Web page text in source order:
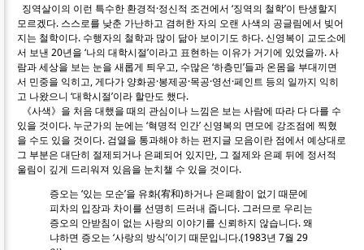
징역살이의 이런 특수한 환경적·정신적 조건에서 ‘징역의 철학’이 탄생할지
모르겠다. 스스로를 낮춘 가난하고 겸허한 자의 오랜 사색의 공글림에서 빚어
지는 철학이다. 수행자의 철학과 많이 닮아 보이기도 하다. 신영복이 교도소에
서 보낸 20년을 ‘나의 대학시절’이라고 표현하는 이유가 거기에 있었을까. 사
람과 세상을 보는 눈을 새롭게 틔우고, 수많은 ‘하층민’들과 온몸을 부대끼면
서 민중을 익히고, 게다가 양화공·봉제공·목공·영선·페인트 등의 일까지 익히
고 나왔으니 ‘대학시절’이라 할만도 했다.
《사색》을 처음 대했을 때의 관심이나 느낌은 보는 사람에 따라 다 다를 수
있을 것이다. 누군가의 눈에는 ‘혁명적 인간’ 신영복의 면모에 강조점에 찍혔
을 수도 있을 것이다. 검열을 통과해야 하는 편지글 모음이란 점에서 예상대로
그 부분은 대단히 절제되거나 은폐되어 있지만, 그 절제와 은폐 뒤에 정서적
울림이 깊게 드리워져 있음을 눈치챌 수 있을 것이다.
증오는 ‘있는 모순’을 유화(宥和)하거나 은폐함이 없기 때문에
피차의 입장과 차이를 선명히 드러내 줍니다. 그러므로 우리는
증오의 안받침이 없는 사랑의 이야기를 신뢰하지 않습니다. 왜
냐하면 증오는 ‘사랑의 방식’이기 때문입니다.(1983년 7월 29